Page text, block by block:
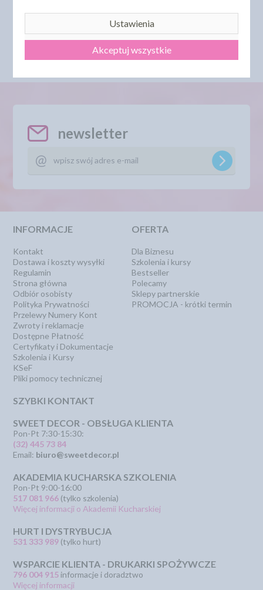
newsletter
INFORMACJE
Kontakt
Dostawa i koszty wysyłki
Regulamin
Strona główna
Odbiór osobisty
Polityka Prywatności
Przelewy Numery Kont
Zwroty i reklamacje
Dostępne Płatność
Certyfikaty i Dokumentacje
Szkolenia i Kursy
KSeF
Pliki pomocy technicznej
OFERTA
Dla Biznesu
Szkolenia i kursy
Bestseller
Polecamy
Sklepy partnerskie
PROMOCJA - krótki termin
SZYBKI KONTAKT
SWEET DECOR - OBSŁUGA KLIENTA
Pon-Pt 7:30-15:30:
(32) 445 73 84
Email: biuro@sweetdecor.pl
AKADEMIA KUCHARSKA SZKOLENIA
Pon-Pt 9:00-16:00
517 081 966 (tylko szkolenia)
Więcej informacji o Akademii Kucharskiej
HURT I DYSTRYBUCJA
531 333 989 (tylko hurt)
WSPARCIE KLIENTA - DRUKARKI SPOŻYWCZE
796 004 915 informacje i doradztwo
Więcej informacji
Ustawienia
Akceptuj wszystkie